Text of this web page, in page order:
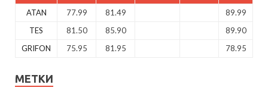
ATAN 77.99 81.49
89.99
TES
81.50 85.90
89.90
GRIFON
75.95 81.95 78.95
МЕТКИ